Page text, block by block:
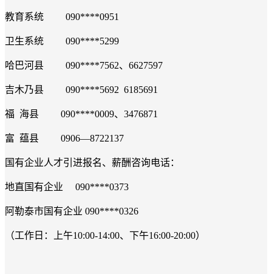
教育系统 090****0951
卫生系统 090****5299
哈巴河县 090****7562、 6627597
吉木乃县 090****5692 6185691
福 海县 090****0009、 3476871
富 蕴县 0906—8722137
国有企业人才引进报名、薪酬咨询电话：
地直国有企业 090****0373
阿勒泰市国有企业 090****0326
（工作日：上午10:00-14:00、下午16:00-20:00）